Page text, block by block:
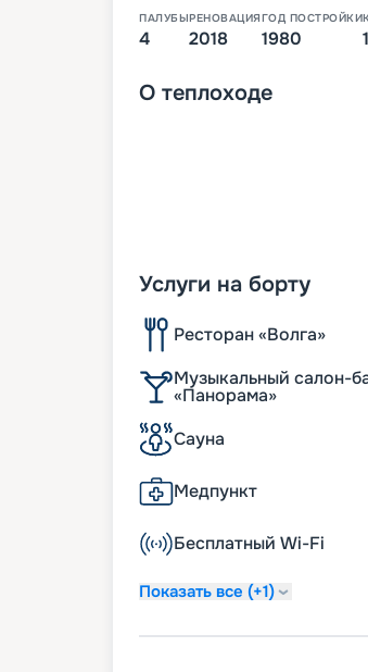
ПАЛУБЫ
4
РЕНОВАЦИЯ
2018
ГОД ПОСТРОЙКИ
1980
О теплоходе
Услуги на борту
Ресторан «Волга»
Музыкальный салон-
«Панорама»
Сауна
Медпункт
Бесплатный Wi-Fi
Показать все (+1)